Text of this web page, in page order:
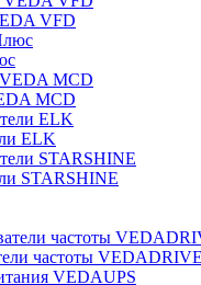
VFD
MCD
ELK
STARSHINE
частоты VEDADRIVE